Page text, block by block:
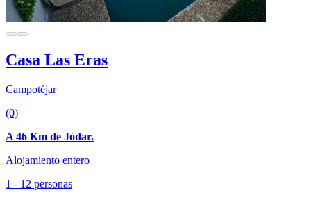
Casa Las Eras
Campotéjar
(0)
A 46 Km de Jódar.
Alojamiento entero
1 - 12 personas